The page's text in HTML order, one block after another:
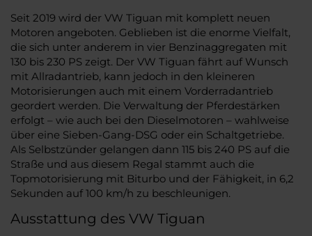
Seit 2019 wird der VW Tiguan mit komplett neuen
Motoren angeboten. Geblieben ist die enorme Vielfalt,
die sich unter anderem in vier Benzinaggregaten mit
130 bis 230 PS zeigt. Der VW Tiguan fährt auf Wunsch
mit Allradantrieb, kann jedoch in den kleineren
Motorisierungen auch mit einem Vorderradantrieb
geordert werden. Die Verwaltung der Pferdestärken
erfolgt – wie auch bei den Dieselmotoren – wahlweise
über eine Sieben-Gang-DSG oder ein Schaltgetriebe.
Als Selbstzünder gelangen dann 115 bis 240 PS auf die
Straße und aus diesem Regal stammt auch die
Topmotorisierung mit Biturbo und der Fähigkeit, in 6,2
Sekunden auf 100 km/h zu beschleunigen.
Ausstattung des VW Tiguan